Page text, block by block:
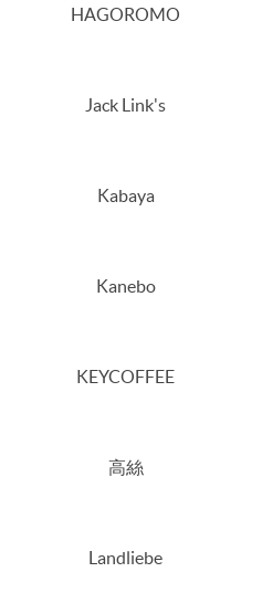
HAGOROMO
Jack Link's
Kabaya
Kanebo
KEYCOFFEE
高絲
Landliebe